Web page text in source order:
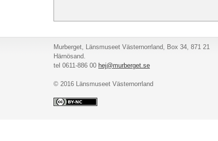
Murberget, Länsmuseet Västernorrland, Box 34, 871 21
Härnösand.
tel 0611-886 00 hej@murberget.se
© 2016 Länsmuseet Västernorrland